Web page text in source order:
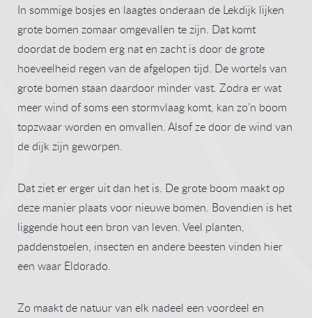
In sommige bosjes en laagtes onderaan de Lekdijk lijken
grote bomen zomaar omgevallen te zijn. Dat komt
doordat de bodem erg nat en zacht is door de grote
hoeveelheid regen van de afgelopen tijd. De wortels van
grote bomen staan daardoor minder vast. Zodra er wat
meer wind of soms een stormvlaag komt, kan zo’n boom
topzwaar worden en omvallen. Alsof ze door de wind van
de dijk zijn geworpen.
Dat ziet er erger uit dan het is. De grote boom maakt op
deze manier plaats voor nieuwe bomen. Bovendien is het
liggende hout een bron van leven. Veel planten,
paddenstoelen, insecten en andere beesten vinden hier
een waar Eldorado.
Zo maakt de natuur van elk nadeel een voordeel en